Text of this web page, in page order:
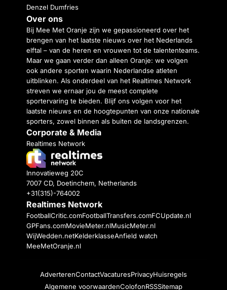
Denzel Dumfries
Over ons
Bij Mee Met Oranje zijn we gepassioneerd over het
brengen van het laatste nieuws over het Nederlands
elftal – van de heren en vrouwen tot de talententeams.
Maar we gaan verder dan alleen Oranje: we volgen
ook andere sporten waarin Nederlandse atleten
uitblinken. Als onderdeel van het Realtimes Network
streven we ernaar jou de meest complete
sportervaring te bieden. Blijf ons volgen voor het
laatste nieuws en de hoogtepunten van onze nationale
sporters, zowel binnen als buiten de landsgrenzen.
Corporate & Media
Realtimes Network
Innovatieweg 20C
7007 CD, Doetinchem, Netherlands
+31(315)-764002
Realtimes Network
FootballCritic.comFootballTransfers.comFCUpdate.nl
GPFans.comMovieMeter.nlMusicMeter.nl
WijWedden.netKelderklasseAnfield watch
MeeMetOranje.nl
AdverterenContactVacaturesPrivacyHuisregels
Algemene voorwaardenColofonRSSSitemap